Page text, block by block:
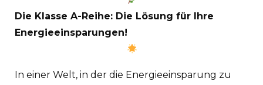
Die Klasse A-Reihe: Die Lösung für Ihre
Energieeinsparungen!
In einer Welt, in der die Energieeinsparung zu